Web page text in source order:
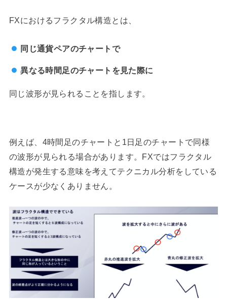
FXにおけるフラクタル構造とは、
同じ通貨ペアのチャートで
異なる時間足のチャートを見た際に
同じ波形が見られることを指します。
例えば、4時間足のチャートと1日足のチャートで同様
の波形が見られる場合があります。FXではフラクタル
構造が発生する意味を考えてテクニカル分析をしている
ケースが少なくありません。